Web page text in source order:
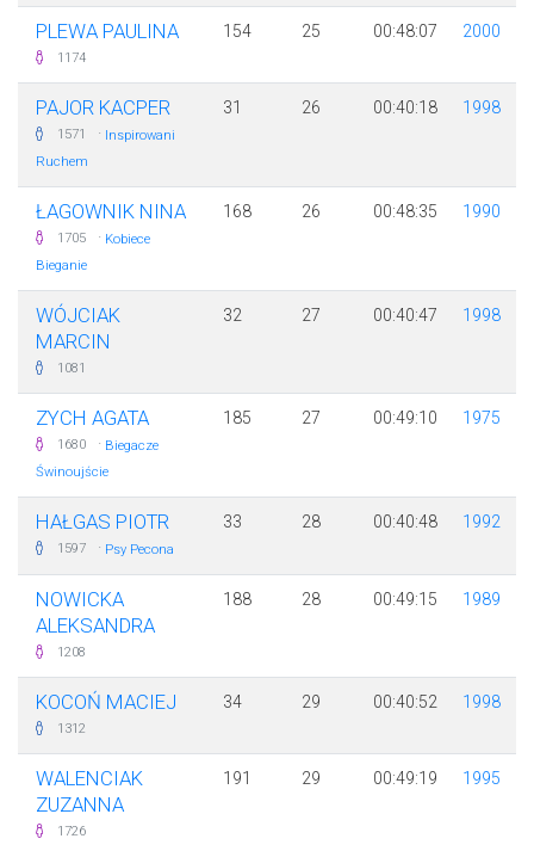
PLEWA PAULINA
1174
154 25 00:48:07 2000
PAJOR KACPER
1571 ·
Inspirowani
Ruchem
31 26 00:40:18 1998
ŁAGOWNIK NINA
1705 · Kobiece
Bieganie
168 26 00:48:35 1990
WÓJCIAK
MARCIN
1081
32 27 00:40:47 1998
ZYCH AGATA
1680 · Biegacze
Świnoujście
185 27 00:49:10 1975
HAŁGAS PIOTR
1597 · Psy Pecona
33 28 00:40:48 1992
NOWICKA
ALEKSANDRA
1208
188 28 00:49:15 1989
KOCOŃ MACIEJ
1312
34 29 00:40:52 1998
WALENCIAK
ZUZANNA
1726
191 29 00:49:19 1995